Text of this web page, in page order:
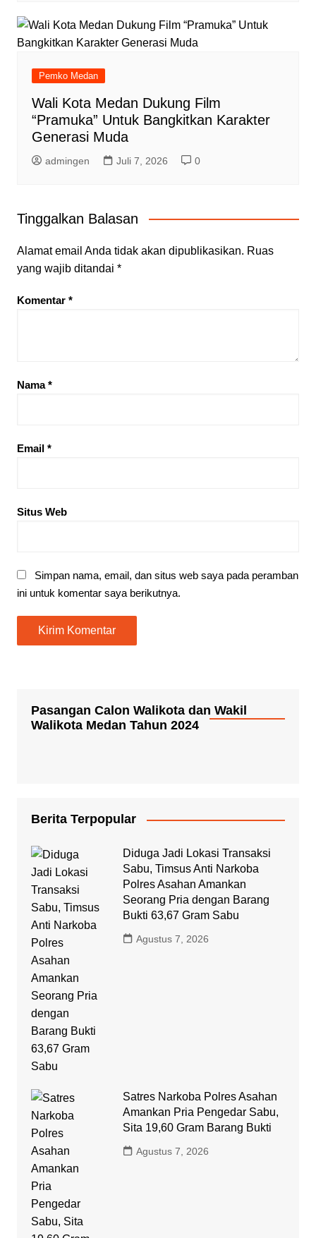
Pemko Medan
Wali Kota Medan Dukung Film
“Pramuka” Untuk Bangkitkan Karakter
Generasi Muda
admingen Juli 7, 2026 0
Tinggalkan Balasan
Alamat email Anda tidak akan dipublikasikan. Ruas
yang wajib ditandai *
Komentar *
Nama*
Email *
Situs Web
Simpan nama, email, dan situs web saya pada peramban
ini untuk komentar saya berikutnya.
Pasangan Calon Walikota dan Wakil
Walikota Medan Tahun 2024
Berita Terpopular
Diduga Jadi Lokasi Transaksi
Sabu, Timsus Anti Narkoba
Polres Asahan Amankan
Seorang Pria dengan Barang
Bukti 63,67 Gram Sabu
Agustus 7, 2026
Satres Narkoba Polres Asahan
Amankan Pria Pengedar Sabu,
Sita 19,60 Gram Barang Bukti
Agustus 7, 2026